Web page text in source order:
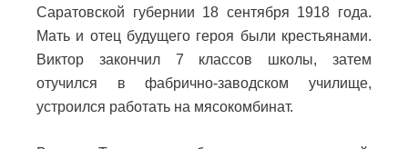
Саратовской губернии 18 сентября 1918 года.
Мать и отец будущего героя были крестьянами.
Виктор закончил 7 классов школы, затем
отучился в фабрично-заводском училище,
устроился работать на мясокомбинат.